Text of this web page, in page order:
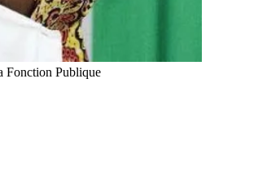
Fonction Publique